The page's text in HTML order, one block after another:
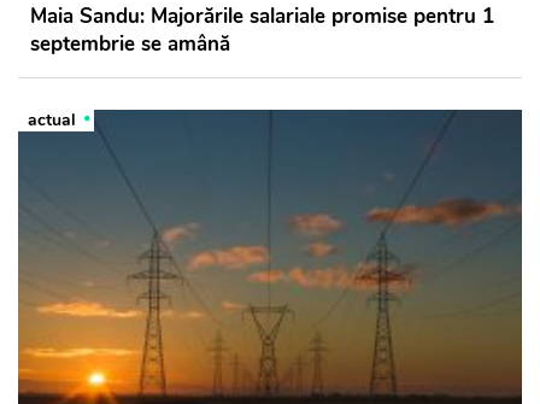
Maia Sandu: Majorările salariale promise pentru 1
septembrie se amână
actual